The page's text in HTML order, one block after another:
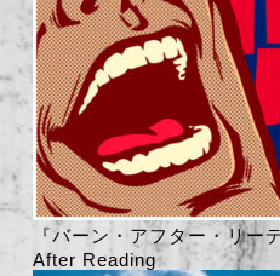
『バーン・アフター・リ
After Reading